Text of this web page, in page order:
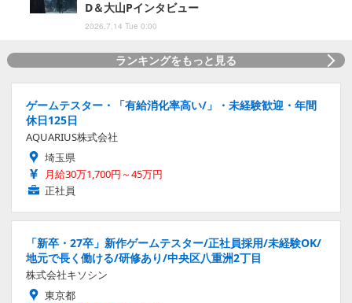
D＆大山Pインタビュー
2026.7.14 Tue 0:00
ランキングをもっと見る
ゲームテスター・「有給消化率高い/」・未経験歓迎・年間
休日125日
AQUARIUS株式会社
埼玉県
月給30万1,700円～45万円
正社員
「新卒・27卒」新作ゲームテスター/正社員採用/未経験OK/
地元で長く働ける/研修あり/中央区八重洲2丁目
株式会社キソシン
東京都